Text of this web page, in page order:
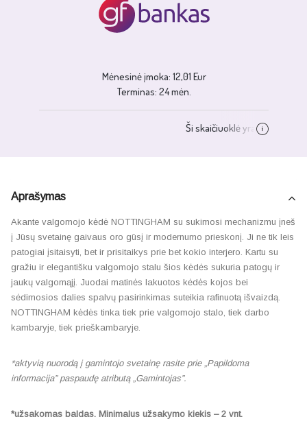
Aprašymas
Akante valgomojo kėdė NOTTINGHAM su sukimosi mechanizmu įneš
į Jūsų svetainę gaivaus oro gūsį ir modernumo prieskonį. Ji ne tik leis
patogiai įsitaisyti, bet ir prisitaikys prie bet kokio interjero. Kartu su
gražiu ir elegantišku valgomojo stalu šios kėdės sukuria patogų ir
jaukų valgomąjį. Juodai matinės lakuotos kėdės kojos bei
sėdimosios dalies spalvų pasirinkimas suteikia rafinuotą išvaizdą.
NOTTINGHAM kėdės tinka tiek prie valgomojo stalo, tiek darbo
kambaryje, tiek prieškambaryje.
*aktyvią nuorodą į gamintojo svetainę rasite prie „Papildoma
informacija” paspaudę atributą „Gamintojas”.
*užsakomas baldas. Minimalus užsakymo kiekis – 2 vnt.